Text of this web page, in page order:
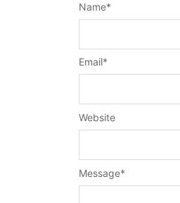
Message*
Name*
Email*
Website